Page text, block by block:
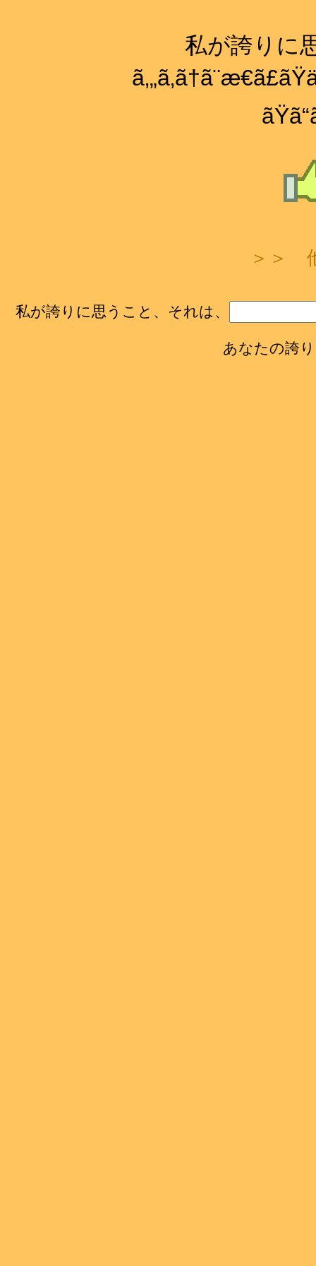
私が誇りに
＞＞
私が誇りに思うこと、それは、
あなたの誇